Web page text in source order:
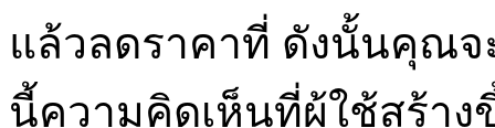
แล้วลดราคาที่ ดังนั้นคุณจ
นี้ความคิดเห็นที่ผู้ใช้สร้า